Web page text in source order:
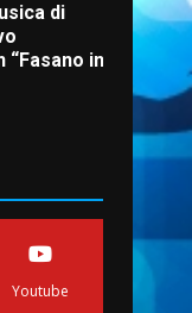
di
“Fasano in
per
Youtube